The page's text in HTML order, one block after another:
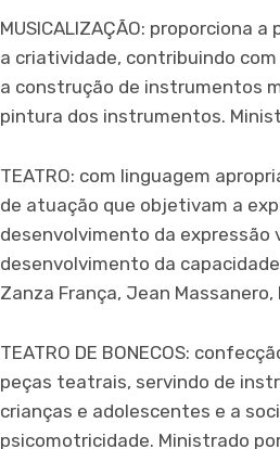
MUSICALIZAÇÃO: proporciona
a criatividade, contribuindo
a construção de instrumentos
pintura dos instrumentos.
TEATRO: com linguagem
de atuação que objetivam a
desenvolvimento da expressão
desenvolvimento da
Zanza França, Jean
TEATRO DE BONECOS:
peças teatrais, servindo de
crianças e adolescentes e a
psicomotricidade. Ministrado